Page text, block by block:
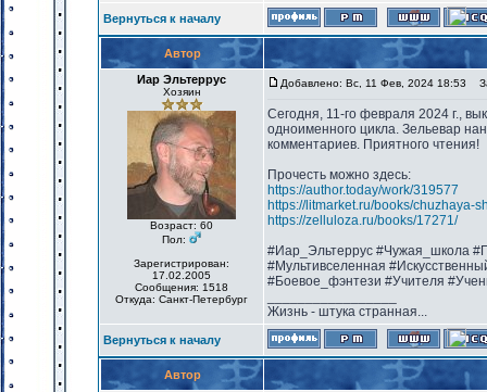
Вернуться к началу
Автор
Иар Эльтеррус
Хозяин
Возраст: 60
Пол:
Зарегистрирован:
17.02.2005
Сообщения: 1518
Откуда: Санкт-Петербург
Добавлено: Вс, 11 Фев, 2024 18:53
Сегодня, 11-го февраля 2024 г.,
одноименного цикла. Зельевар
комментариев. Приятного чтения!
Прочесть можно здесь:
https://author.today/work/319577
https://litmarket.ru/books/chuzhaya-
https://zelluloza.ru/books/17271/
#Иар_Эльтеррус #Чужая_школа
#Мультивселенная
#Боевое_фэнтези #Учителя
Жизнь - штука странная...
Вернуться к началу
Автор